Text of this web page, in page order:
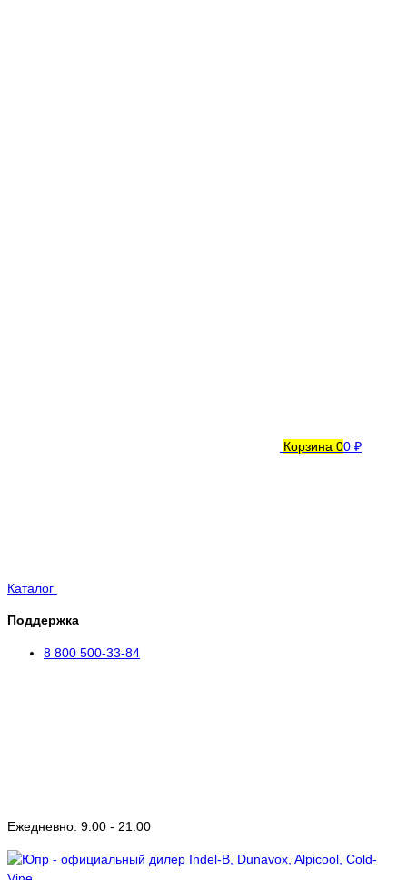
Корзина 00 ₽
Каталог
Поддержка
8 800 500-33-84
Ежедневно: 9:00 - 21:00